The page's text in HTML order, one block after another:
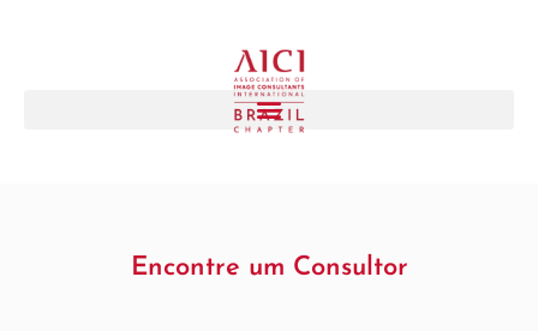
Encontre um Consultor